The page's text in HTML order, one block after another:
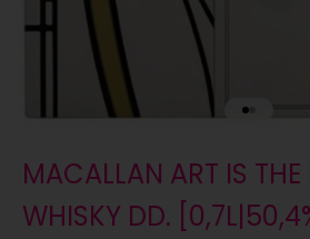
Ugrás a
MACALLAN ART IS THE
WHISKY DD.